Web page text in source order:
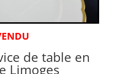
de table en
Limoges